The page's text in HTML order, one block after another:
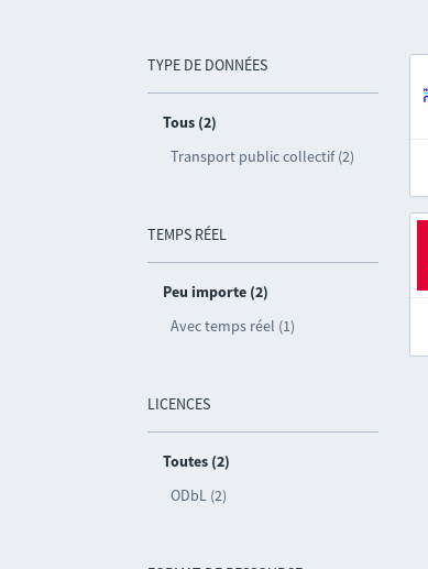
TYPE DE DONNÉES
Tous (2)
Transport public collectif (2)
TEMPS RÉEL
Peu importe (2)
Avec temps réel (1)
LICENCES
Toutes (2)
ODbL (2)